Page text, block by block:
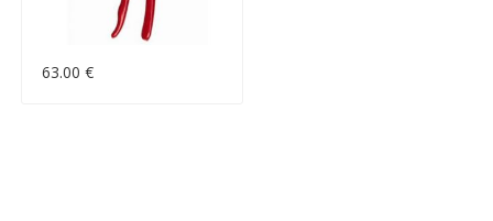
63.00 €